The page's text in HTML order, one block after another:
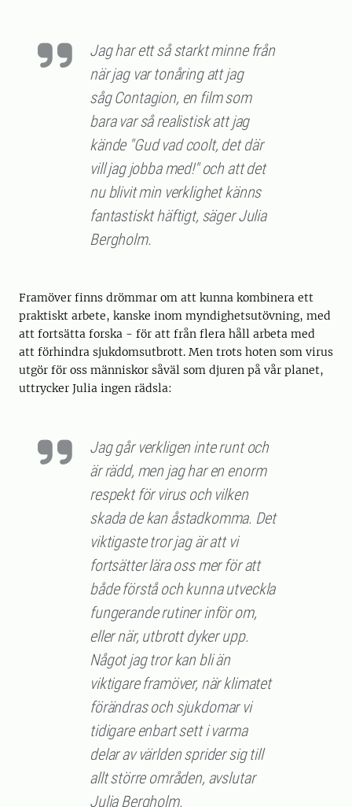
Jag har ett så starkt minne från
när jag var tonåring att jag
såg Contagion, en film som
bara var så realistisk att jag
kände "Gud vad coolt, det där
vill jag jobba med!" och att det
nu blivit min verklighet känns
fantastiskt häftigt, säger Julia
Bergholm.
Framöver finns drömmar om att kunna kombinera ett
praktiskt arbete, kanske inom myndighetsutövning, med
att fortsätta forska - för att från flera håll arbeta med
att förhindra sjukdomsutbrott. Men trots hoten som virus
utgör för oss människor såväl som djuren på vår planet,
uttrycker Julia ingen rädsla:
Jag går verkligen inte runt och
är rädd, men jag har en enorm
respekt för virus och vilken
skada de kan åstadkomma. Det
viktigaste tror jag är att vi
fortsätter lära oss mer för att
både förstå och kunna utveckla
fungerande rutiner inför om,
eller när, utbrott dyker upp.
Något jag tror kan bli än
viktigare framöver, när klimatet
förändras och sjukdomar vi
tidigare enbart sett i varma
delar av världen sprider sig till
allt större områden, avslutar
Julia Bergholm.